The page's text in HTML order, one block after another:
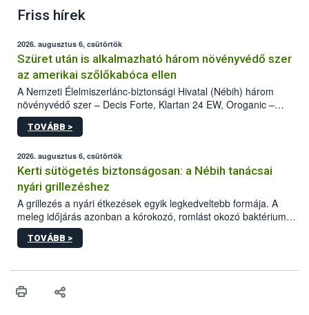
Friss hírek
2026. augusztus 6, csütörtök
Szüret után is alkalmazható három növényvédő szer
az amerikai szőlőkabóca ellen
A Nemzeti Élelmiszerlánc-biztonsági Hivatal (Nébih) három
növényvédő szer – Decis Forte, Klartan 24 EW, Oroganic –
engedélyokiratát módosította, így azok a szüretet követően,
egészen a vesszőérettség (BBCH 91) stádiumáig
érésű szőlőkben is legyen lehetőség a károsító elleni további
védekezésre. Az Oroganic készítmény kis kiszerelésben kiskerti
felhasználók számára is elérhető és ökológiai termesztésben is
engedélyezett.
TOVÁBB >
2026. augusztus 6, csütörtök
Kerti sütögetés biztonságosan: a Nébih tanácsai
nyári grillezéshez
A grillezés a nyári étkezések egyik legkedveltebb formája. A
meleg időjárás azonban a kórokozó, romlást okozó baktériumok
gyorsabb szaporodásának is kedvez. A szabadtéri sütögetés
ezért nem csupán a megfelelő sütési technikáról szól: legalább
higiéniai szabályok betartása, a megfelelő hőkezelés, valamint a
biztonsági Hivatal (Nébih) Oktatási Programja összegyűjtötte a
TOVÁBB >